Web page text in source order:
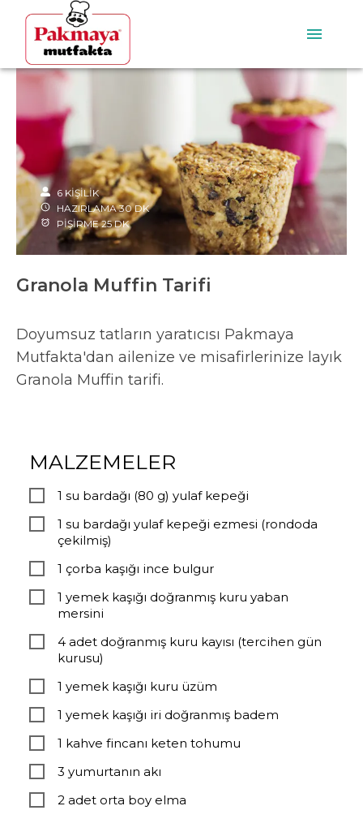
6 KİŞİLİK
HAZIRLAMA 30 DK
PİŞİRME 25 DK
Granola Muffin Tarifi
Doyumsuz tatların yaratıcısı Pakmaya
Mutfakta'dan ailenize ve misafirlerinize layık
Granola Muffin tarifi.
MALZEMELER
1 su bardağı (80 g) yulaf kepeği
1 su bardağı yulaf kepeği ezmesi (rondoda
çekilmiş)
1 çorba kaşığı ince bulgur
1 yemek kaşığı doğranmış kuru yaban
mersini
4 adet doğranmış kuru kayısı (tercihen gün
kurusu)
1 yemek kaşığı kuru üzüm
1 yemek kaşığı iri doğranmış badem
1 kahve fincanı keten tohumu
3 yumurtanın akı
2 adet orta boy elma